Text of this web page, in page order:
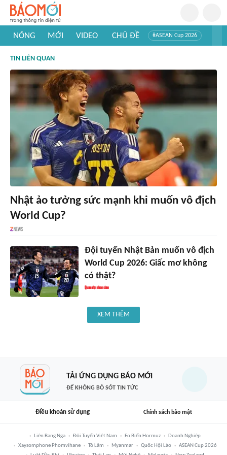
NÓNG MỚI VIDEO CHỦ ĐỀ #ASEAN Cup 2026
#Khám phá thế giới
TIN LIÊN QUAN
Nhật ảo tưởng sức mạnh khi muốn vô địch
World Cup?
Đội tuyển Nhật Bản muốn vô địch
World Cup 2026: Giấc mơ không
có thật?
XEM THÊM
TẢI ỨNG DỤNG BÁO MỚI
ĐỂ KHÔNG BỎ SÓT TIN TỨC
Điều khoản sử dụng Chính sách bảo mật
Liên Bang Nga Đội Tuyển Việt Nam Eo Biển Hormuz
Doanh Nghiệp
Xaysomphone Phomvihane
Tô Lâm Myanmar Quốc Hội Lào
ASEAN Cup 2026